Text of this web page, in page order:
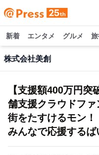
新着 エンタメ グルメ
株式会社美創
【支援額400万円
舗支援クラウドフ
街をたすけるモン
みんなで応援するば